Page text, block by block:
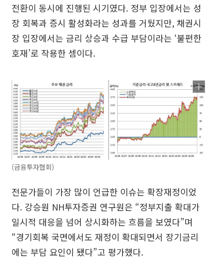
전환이 동시에 진행된 시기였다. 정부 입장에서는 성
장 회복과 증시 활성화라는 성과를 거뒀지만, 채권시
장 입장에서는 금리 상승과 수급 부담이라는 ‘불편한
호재’로 작용한 셈이다.
(금융투자협회)
전문가들이 가장 많이 언급한 이슈는 확장재정이었
다. 강승원 NH투자증권 연구원은 “정부지출 확대가
일시적 대응을 넘어 상시화하는 흐름을 보였다”며
“경기회복 국면에서도 재정이 확대되면서 장기금리
에는 부담 요인이 됐다”고 평가했다.